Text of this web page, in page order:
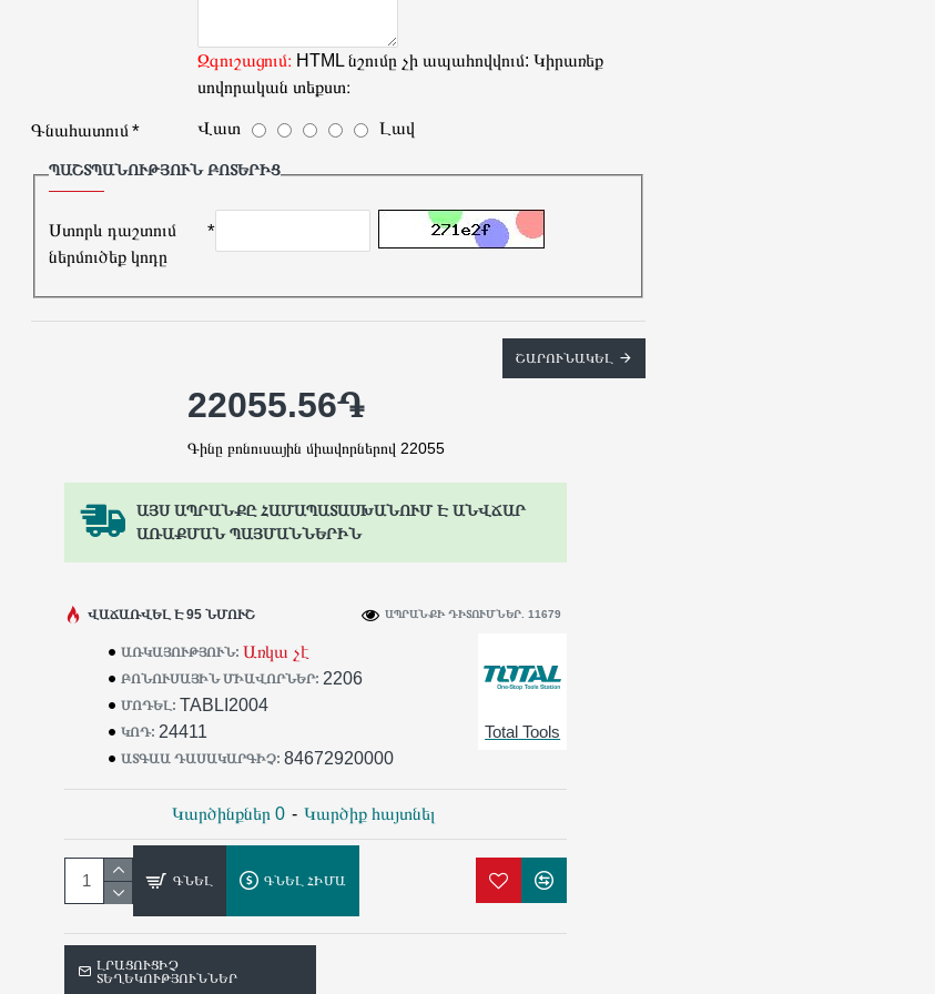
Զգուշացում։ HTML նշումը չի ապահովվում: Կիրառեք
սովորական տեքստ։
Գնահատում Վատ Լավ
ՊԱՇՏՊԱՆՈՒԹՅՈՒՆ ԲՈՏԵՐԻՑ
Ստորև դաշտում
ներմուծեք կոդը
ՇԱՐՈՒՆԱԿԵԼ
ԱՅՍ ԱՊՐԱՆՔԸ ՀԱՄԱՊԱՏԱՍԽԱՆՈՒՄ Է ԱՆՎՃԱՐ
ԱՌԱՔՄԱՆ ՊԱՅՄԱՆՆԵՐԻՆ
ԱՌԿԱՅՈՒԹՅՈՒՆ: Առկա չէ
ԲՈՆՈՒՍԱՅԻՆ ՄԻԱՎՈՐՆԵՐ: 2206
ՄՈԴԵԼ: TABLI2004
ԿՈԴ: 24411
ԱՏԳԱԱ ԴԱՍԱԿԱՐԳԻՉ: 84672920000
Total Tools
ՎԱՃԱՌՎԵԼ Է 95 ՆՄՈՒՇ ԱՊՐԱՆՔԻ ԴԻՏՈՒՄՆԵՐ. 11679
Կարծինքներ 0 - Կարծիք հայտնել
22055.56֏
Գինը բոնուսային միավորներով 22055
ԳՆԵԼ ԳՆԵԼ ՀԻՄԱ
ԼՐԱՑՈՒՑԻՉ
ՏԵՂԵԿՈՒԹՅՈՒՆՆԵՐ